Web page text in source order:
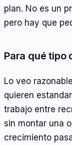
plan. No es un
pero hay que
Para qué tipo
Lo veo
quieren
trabajo entre
sin montar una
crecimiento